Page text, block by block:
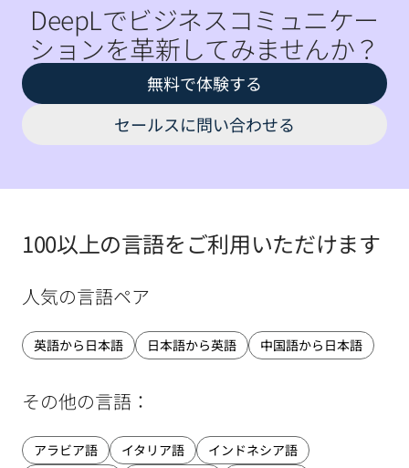
DeepLでビジネスコミュニケー
ションを革新してみませんか？
無料で体験する
セールスに問い合わせる
100以上の言語をご利用いただけます
人気の言語ペア
英語から日本語 日本語から英語 中国語から日本語
その他の言語：
アラビア語 イタリア語
インドネシア語